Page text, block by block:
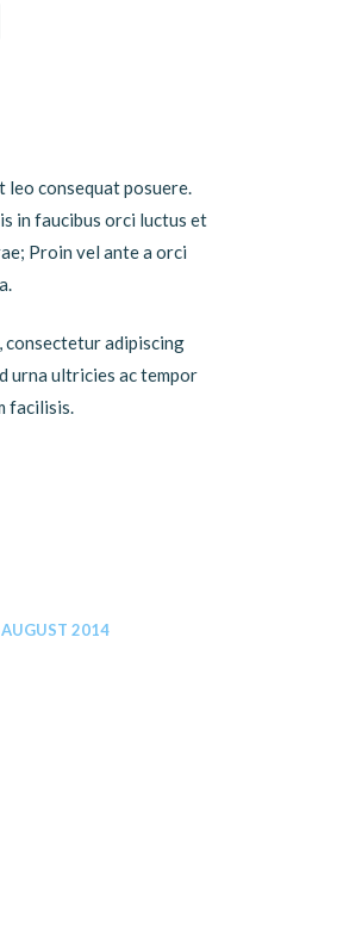
leo consequat posuere.
in faucibus orci luctus et
Proin vel ante a orci
consectetur adipiscing
urna ultricies ac tempor
facilisis.
AUGUST 2014